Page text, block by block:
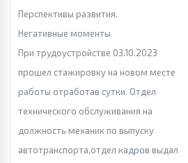
Перспективы развития.
Негативные моменты
При трудоустройстве 03.10.2023
прошел стажировку на новом месте
работы отработав сутки. Отдел
технического обслуживания на
должность механик по выпуску
автотранспорта,отдел кадров выдал